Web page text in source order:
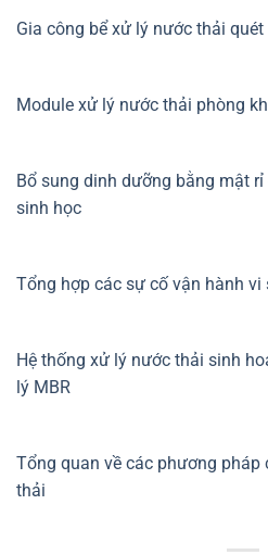
Gia công bể xử lý nước thải
Module xử lý nước thải phòng
Bổ sung dinh dưỡng bằng mật
sinh học
Tổng hợp các sự cố vận hành
Hệ thống xử lý nước thải sinh
lý MBR
Tổng quan về các phương pháp
thải